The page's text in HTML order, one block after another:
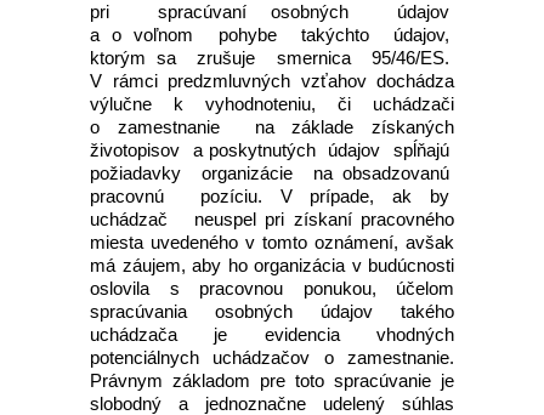
pri spracúvaní osobných údajov
a o voľnom pohybe takýchto údajov,
ktorým sa zrušuje smernica 95/46/ES.
V rámci predzmluvných vzťahov dochádza
výlučne k vyhodnoteniu, či uchádzači
o zamestnanie na základe získaných
životopisov a poskytnutých údajov spĺňajú
požiadavky organizácie na obsadzovanú
pracovnú pozíciu. V prípade, ak by
uchádzač neuspel pri získaní pracovného
miesta uvedeného v tomto oznámení, avšak
má záujem, aby ho organizácia v budúcnosti
oslovila s pracovnou ponukou, účelom
spracúvania osobných údajov takého
uchádzača je evidencia vhodných
potenciálnych uchádzačov o zamestnanie.
Právnym základom pre toto spracúvanie je
slobodný a jednoznačne udelený súhlas